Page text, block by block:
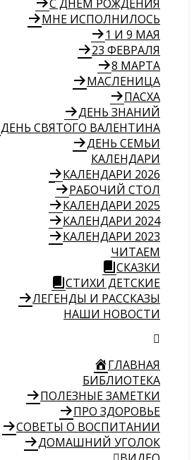
С ДНЕМ РОЖДЕНИЯ
МНЕ ИСПОЛНИЛОСЬ
1 И 9 МАЯ
23 ФЕВРАЛЯ
8 МАРТА
МАСЛЕНИЦА
ПАСХА
ДЕНЬ ЗНАНИЙ
ДЕНЬ СВЯТОГО ВАЛЕНТИНА
ДЕНЬ СЕМЬИ
КАЛЕНДАРИ
КАЛЕНДАРИ 2026
РАБОЧИЙ СТОЛ
КАЛЕНДАРИ 2025
КАЛЕНДАРИ 2024
КАЛЕНДАРИ 2023
ЧИТАЕМ
СКАЗКИ
СТИХИ ДЕТСКИЕ
ЛЕГЕНДЫ И РАССКАЗЫ
НАШИ НОВОСТИ
ГЛАВНАЯ
БИБЛИОТЕКА
ПОЛЕЗНЫЕ ЗАМЕТКИ
ПРО ЗДОРОВЬЕ
СОВЕТЫ О ВОСПИТАНИИ
ДОМАШНИЙ УГОЛОК